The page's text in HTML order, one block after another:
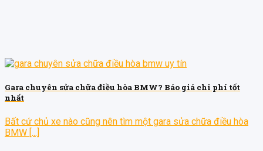
Gara chuyên sửa chữa điều hòa BMW? Báo giá chi phí tốt
nhất
Bất cứ chủ xe nào cũng nên tìm một gara sửa chữa điều hòa
BMW [...]